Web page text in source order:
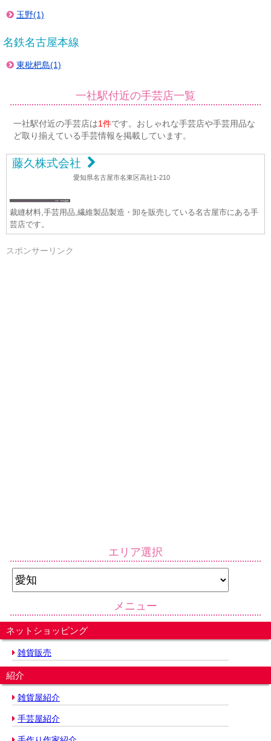
玉野(1)
名鉄名古屋本線
東枇杷島(1)
一社駅付近の手芸店一覧
一社駅付近の手芸店は1件です。おしゃれな手芸店や手芸用品な
ど取り揃えている手芸情報を掲載しています。
藤久株式会社
愛知県名古屋市名東区高社1-210
裁縫材料,手芸用品,繊維製品製造・卸を販売している名古屋市にある手
芸店です。
スポンサーリンク
エリア選択
メニュー
ネットショッピング
雑貨販売
紹介
雑貨屋紹介
手芸屋紹介